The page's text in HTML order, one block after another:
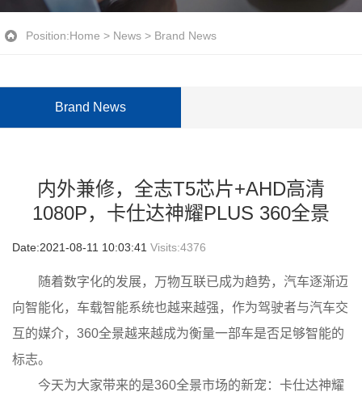
Position:Home > News > Brand News
Brand News
内外兼修，全志T5芯片+AHD高清
1080P，卡仕达神耀PLUS 360全景
Date:2021-08-11 10:03:41 Visits:4376
随着数字化的发展，万物互联已成为趋势，汽车逐渐迈
向智能化，车载智能系统也越来越强，作为驾驶者与汽车交
互的媒介，360全景越来越成为衡量一部车是否足够智能的
标志。
今天为大家带来的是360全景市场的新宠：卡仕达神耀